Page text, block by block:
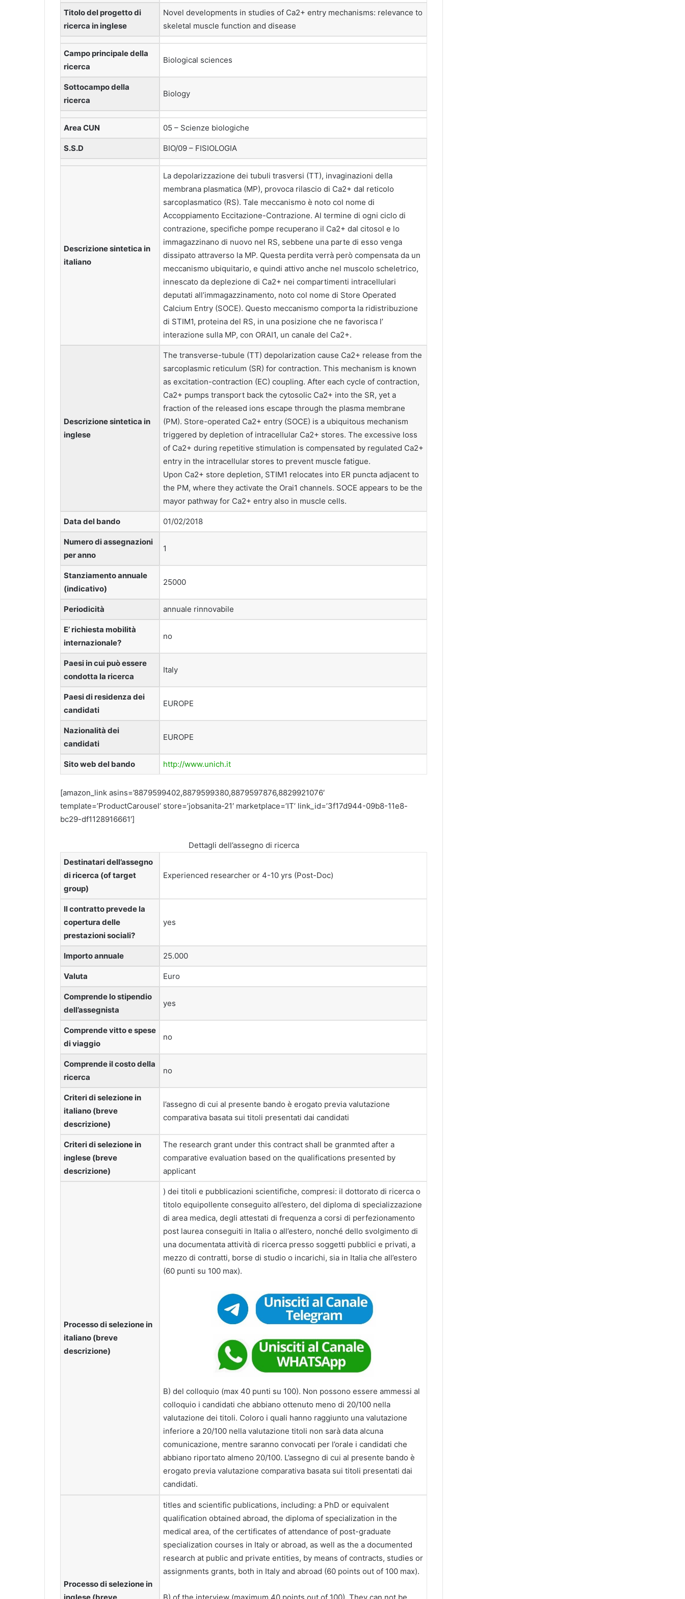
Titolo del progetto di
ricerca in inglese
Novel developments in studies of Ca2+ entry mechanisms: relevance to
skeletal muscle function and disease
Campo principale della
ricerca
Biological sciences
Sottocampo della
ricerca
Biology
Area CUN 05 – Scienze biologiche
S.S.D BIO/09 – FISIOLOGIA
Descrizione sintetica in
italiano
La depolarizzazione dei tubuli trasversi (TT), invaginazioni della
membrana plasmatica (MP), provoca rilascio di Ca2+ dal reticolo
sarcoplasmatico (RS). Tale meccanismo è noto col nome di
Accoppiamento Eccitazione-Contrazione. Al termine di ogni ciclo di
contrazione, specifiche pompe recuperano il Ca2+ dal citosol e lo
immagazzinano di nuovo nel RS, sebbene una parte di esso venga
dissipato attraverso la MP. Questa perdita verrà però compensata da un
meccanismo ubiquitario, e quindi attivo anche nel muscolo scheletrico,
innescato da deplezione di Ca2+ nei compartimenti intracellulari
deputati all’immagazzinamento, noto col nome di Store Operated
Calcium Entry (SOCE). Questo meccanismo comporta la ridistribuzione
di STIM1, proteina del RS, in una posizione che ne favorisca l’
interazione sulla MP, con ORAI1, un canale del Ca2+.
Descrizione sintetica in
inglese
The transverse-tubule (TT) depolarization cause Ca2+ release from the
sarcoplasmic reticulum (SR) for contraction. This mechanism is known
as excitation-contraction (EC) coupling. After each cycle of contraction,
Ca2+ pumps transport back the cytosolic Ca2+ into the SR, yet a
fraction of the released ions escape through the plasma membrane
(PM). Store-operated Ca2+ entry (SOCE) is a ubiquitous mechanism
triggered by depletion of intracellular Ca2+ stores. The excessive loss
of Ca2+ during repetitive stimulation is compensated by regulated Ca2+
entry in the intracellular stores to prevent muscle fatigue.
Upon Ca2+ store depletion, STIM1 relocates into ER puncta adjacent to
the PM, where they activate the Orai1 channels. SOCE appears to be the
mayor pathway for Ca2+ entry also in muscle cells.
Data del bando 01/02/2018
Numero di assegnazioni
per anno
1
Stanziamento annuale
(indicativo)
25000
Periodicità annuale rinnovabile
E’ richiesta mobilità
internazionale?
no
Paesi in cui può essere
condotta la ricerca
Italy
Paesi di residenza dei
candidati
EUROPE
Nazionalità dei
candidati
EUROPE
Sito web del bando http://www.unich.it
[amazon_link asins=’8879599402,8879599380,8879597876,8829921076′
template=’ProductCarousel’ store=’jobsanita-21′ marketplace=’IT’ link_id=’3f17d944-09b8-11e8-
bc29-df1128916661′]
Dettagli dell’assegno di ricerca
Destinatari dell’assegno
di ricerca (of target
group)
Experienced researcher or 4-10 yrs (Post-Doc)
Il contratto prevede la
copertura delle
prestazioni sociali?
yes
Importo annuale 25.000
Valuta Euro
Comprende lo stipendio
dell’assegnista
yes
Comprende vitto e spese
di viaggio
no
Comprende il costo della
ricerca
no
Criteri di selezione in
italiano (breve
descrizione)
l’assegno di cui al presente bando è erogato previa valutazione
comparativa basata sui titoli presentati dai candidati
Criteri di selezione in
inglese (breve
descrizione)
The research grant under this contract shall be granmted after a
comparative evaluation based on the qualifications presented by
applicant
Processo di selezione in
italiano (breve
descrizione)
) dei titoli e pubblicazioni scientifiche, compresi: il dottorato di ricerca o
titolo equipollente conseguito all’estero, del diploma di specializzazione
di area medica, degli attestati di frequenza a corsi di perfezionamento
post laurea conseguiti in Italia o all’estero, nonché dello svolgimento di
una documentata attività di ricerca presso soggetti pubblici e privati, a
mezzo di contratti, borse di studio o incarichi, sia in Italia che all’estero
(60 punti su 100 max).
B) del colloquio (max 40 punti su 100). Non possono essere ammessi al
colloquio i candidati che abbiano ottenuto meno di 20/100 nella
valutazione dei titoli. Coloro i quali hanno raggiunto una valutazione
inferiore a 20/100 nella valutazione titoli non sarà data alcuna
comunicazione, mentre saranno convocati per l’orale i candidati che
abbiano riportato almeno 20/100. L’assegno di cui al presente bando è
erogato previa valutazione comparativa basata sui titoli presentati dai
candidati.
Processo di selezione in
inglese (breve
titles and scientific publications, including: a PhD or equivalent
qualification obtained abroad, the diploma of specialization in the
medical area, of the certificates of attendance of post-graduate
specialization courses in Italy or abroad, as well as the a documented
research at public and private entities, by means of contracts, studies or
assignments grants, both in Italy and abroad (60 points out of 100 max).
B) of the interview (maximum 40 points out of 100). They can not be